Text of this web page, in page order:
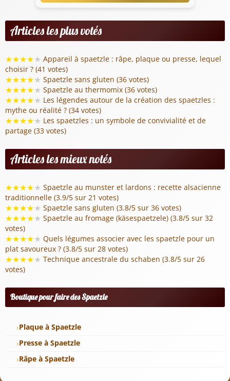
Articles les plus votés
★★★★★ Appareil à spaetzle : râpe, plaque ou presse, lequel
choisir ? (41 votes)
★★★★★ Spaetzle sans gluten (36 votes)
★★★★★ Spaetzle au thermomix (36 votes)
★★★★★ Les légendes autour de la création des spaetzles :
mythe ou réalité ? (34 votes)
★★★★★ Les spaetzles : un symbole de convivialité et de
partage (33 votes)
Articles les mieux notés
★★★★★ Spaetzle au munster et lardons : recette alsacienne
traditionnelle (3.9/5 sur 21 votes)
★★★★★ Spaetzle sans gluten (3.8/5 sur 36 votes)
★★★★★ Spaetzle au fromage (käsespaetzele) (3.8/5 sur 32
votes)
★★★★★ Quels légumes associer avec les spaetzle pour un
plat savoureux ? (3.8/5 sur 28 votes)
★★★★★ Technique ancestrale du schaben (3.8/5 sur 26
votes)
Boutique pour faire des Spaetzle
Plaque à Spaetzle
Presse à Spaetzle
Râpe à Spaetzle